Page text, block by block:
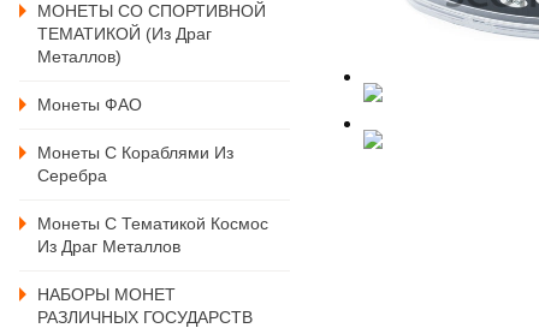
МОНЕТЫ СО СПОРТИВНОЙ
ТЕМАТИКОЙ (из Драг
Металлов)
Монеты ФАО
Монеты С Кораблями Из
Серебра
Монеты С Тематикой Космос
Из Драг Металлов
НАБОРЫ МОНЕТ
РАЗЛИЧНЫХ ГОСУДАРСТВ